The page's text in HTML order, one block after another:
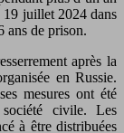
19 juillet 2024 dans
ans de prison.
après la
en Russie.
mesures ont été
civile. Les
à être distribuées